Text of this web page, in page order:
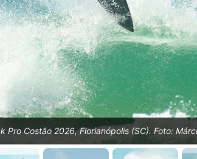
Pro Costão 2026, Florianópolis (SC). Foto: